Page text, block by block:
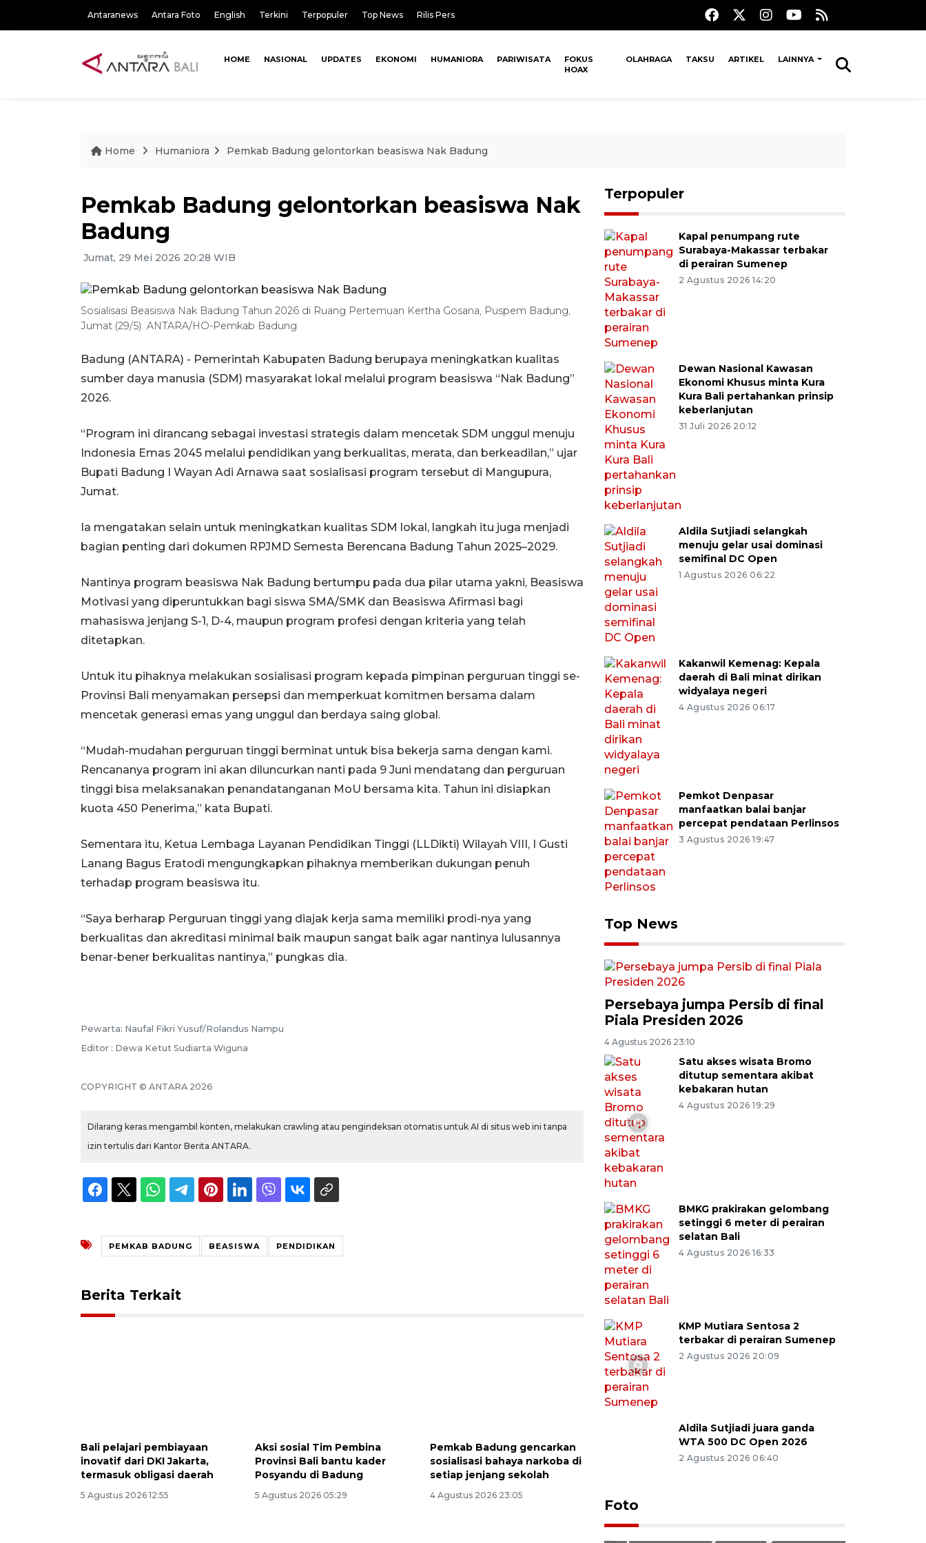
Antaranews Antara Foto English Terkini Terpopuler Top News Rilis Pers
HOME NASIONAL UPDATES EKONOMI HUMANIORA PARIWISATA
FOKUS
HOAX
OLAHRAGA TAKSU ARTIKEL LAINNYA
Home Humaniora Pemkab Badung gelontorkan beasiswa Nak Badung
Pemkab Badung gelontorkan beasiswa Nak
Badung
Jumat, 29 Mei 2026 20:28 WIB
Sosialisasi Beasiswa Nak Badung Tahun 2026 di Ruang Pertemuan Kertha Gosana, Puspem Badung,
Jumat (29/5). ANTARA/HO-Pemkab Badung
Badung (ANTARA) - Pemerintah Kabupaten Badung berupaya meningkatkan kualitas
sumber daya manusia (SDM) masyarakat lokal melalui program beasiswa “Nak Badung”
2026.
“Program ini dirancang sebagai investasi strategis dalam mencetak SDM unggul menuju
Indonesia Emas 2045 melalui pendidikan yang berkualitas, merata, dan berkeadilan,” ujar
Bupati Badung I Wayan Adi Arnawa saat sosialisasi program tersebut di Mangupura,
Jumat.
Ia mengatakan selain untuk meningkatkan kualitas SDM lokal, langkah itu juga menjadi
bagian penting dari dokumen RPJMD Semesta Berencana Badung Tahun 2025–2029.
Nantinya program beasiswa Nak Badung bertumpu pada dua pilar utama yakni, Beasiswa
Motivasi yang diperuntukkan bagi siswa SMA/SMK dan Beasiswa Afirmasi bagi
mahasiswa jenjang S-1, D-4, maupun program profesi dengan kriteria yang telah
ditetapkan.
Untuk itu pihaknya melakukan sosialisasi program kepada pimpinan perguruan tinggi se-
Provinsi Bali menyamakan persepsi dan memperkuat komitmen bersama dalam
mencetak generasi emas yang unggul dan berdaya saing global.
“Mudah-mudahan perguruan tinggi berminat untuk bisa bekerja sama dengan kami.
Rencananya program ini akan diluncurkan nanti pada 9 Juni mendatang dan perguruan
tinggi bisa melaksanakan penandatanganan MoU bersama kita. Tahun ini disiapkan
kuota 450 Penerima,” kata Bupati.
Sementara itu, Ketua Lembaga Layanan Pendidikan Tinggi (LLDikti) Wilayah VIII, I Gusti
Lanang Bagus Eratodi mengungkapkan pihaknya memberikan dukungan penuh
terhadap program beasiswa itu.
“Saya berharap Perguruan tinggi yang diajak kerja sama memiliki prodi-nya yang
berkualitas dan akreditasi minimal baik maupun sangat baik agar nantinya lulusannya
benar-bener berkualitas nantinya,” pungkas dia.
Pewarta: Naufal Fikri Yusuf/Rolandus Nampu
Editor : Dewa Ketut Sudiarta Wiguna
COPYRIGHT © ANTARA 2026
Dilarang keras mengambil konten, melakukan crawling atau pengindeksan otomatis untuk AI di situs web ini tanpa
izin tertulis dari Kantor Berita ANTARA.
PEMKAB BADUNG BEASISWA PENDIDIKAN
Berita Terkait
Bali pelajari pembiayaan
inovatif dari DKI Jakarta,
termasuk obligasi daerah
5 Agustus 2026 12:55
Aksi sosial Tim Pembina
Provinsi Bali bantu kader
Posyandu di Badung
5 Agustus 2026 05:29
Pemkab Badung gencarkan
sosialisasi bahaya narkoba di
setiap jenjang sekolah
4 Agustus 2026 23:05
Terpopuler
Kapal penumpang rute
Surabaya-Makassar terbakar
di perairan Sumenep
2 Agustus 2026 14:20
Dewan Nasional Kawasan
Ekonomi Khusus minta Kura
Kura Bali pertahankan prinsip
keberlanjutan
31 Juli 2026 20:12
Aldila Sutjiadi selangkah
menuju gelar usai dominasi
semifinal DC Open
1 Agustus 2026 06:22
Kakanwil Kemenag: Kepala
daerah di Bali minat dirikan
widyalaya negeri
4 Agustus 2026 06:17
Pemkot Denpasar
manfaatkan balai banjar
percepat pendataan Perlinsos
3 Agustus 2026 19:47
Top News
Persebaya jumpa Persib di final
Piala Presiden 2026
4 Agustus 2026 23:10
Satu akses wisata Bromo
ditutup sementara akibat
kebakaran hutan
4 Agustus 2026 19:29
BMKG prakirakan gelombang
setinggi 6 meter di perairan
selatan Bali
4 Agustus 2026 16:33
KMP Mutiara Sentosa 2
terbakar di perairan Sumenep
2 Agustus 2026 20:09
Aldila Sutjiadi juara ganda
WTA 500 DC Open 2026
2 Agustus 2026 06:40
Foto
Satu akses wisata Bromo
Pemerintah tunda pungutan
pajak pedagang melalui